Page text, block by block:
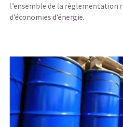
l’ensemble de la règlementation
d’économies d’énergie.